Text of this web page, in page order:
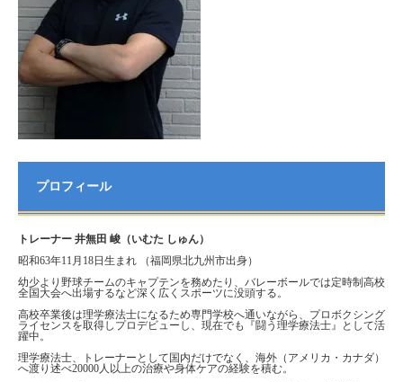
プロフィール
トレーナー 井無田 峻（いむた しゅん）
昭和63年11月18日生まれ （福岡県北九州市出身）
幼少より野球チームのキャプテンを務めたり、バレーボールでは定時制高校
全国大会へ出場するなど深く広くスポーツに没頭する。
高校卒業後は理学療法士になるため専門学校へ通いながら、プロボクシング
ライセンスを取得しプロデビューし、現在でも『闘う理学療法士』として活
躍中。
理学療法士、トレーナーとして国内だけでなく、海外（アメリカ・カナダ）
へ渡り述べ20000人以上の治療や身体ケアの経験を積む。